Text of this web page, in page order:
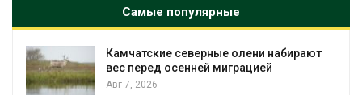
Самые популярные
Камчатские северные олени набирают
вес перед осенней миграцией
Авг 7, 2026